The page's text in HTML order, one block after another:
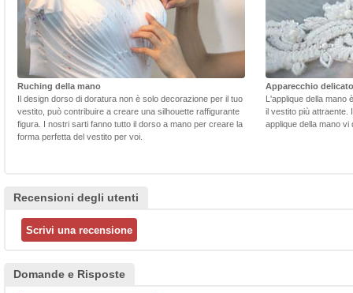
Ruching della mano
Il design dorso di doratura non è solo decorazione per il tuo
vestito, può contribuire a creare una silhouette raffigurante
figura. I nostri sarti fanno tutto il dorso a mano per creare la
forma perfetta del vestito per voi.
Apparecchio delicato
L'applique della
il vestito più attraente.
applique della mano
Recensioni degli utenti
Domande e Risposte